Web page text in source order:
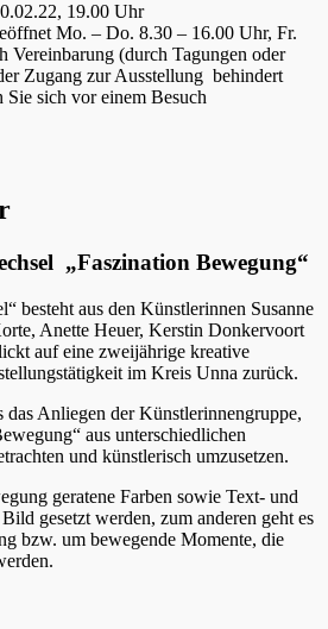
19.00 Uhr
Mo. – Do. 8.30 – 16.00 Uhr, Fr.
Vereinbarung (durch Tagungen oder
Zugang zur Ausstellung behindert
sich vor einem Besuch
„Faszination Bewegung“
besteht aus den Künstlerinnen Susanne
Anette Heuer, Kerstin Donkervoort
auf eine zweijährige kreative
im Kreis Unna zurück.
das Anliegen der Künstlerinnengruppe,
aus unterschiedlichen
und künstlerisch umzusetzen.
geratene Farben sowie Text- und
gesetzt werden, zum anderen geht es
bzw. um bewegende Momente, die